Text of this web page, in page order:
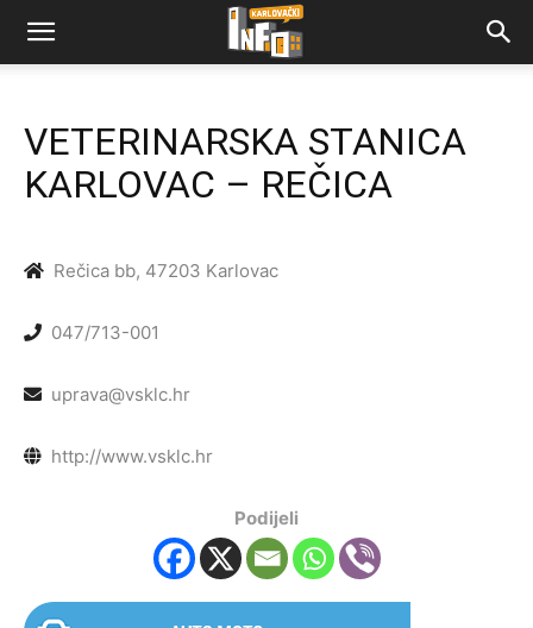
VETERINARSKA STANICA
KARLOVAC – REČICA
Rečica bb, 47203 Karlovac
047/713-001
uprava@vsklc.hr
http://www.vsklc.hr
Podijeli